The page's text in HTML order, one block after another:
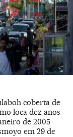
coberta de
loca dez anos
de 2005
em 29 de